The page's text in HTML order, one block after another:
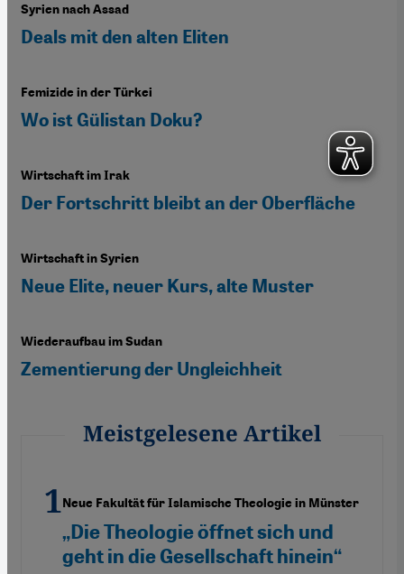
Syrien nach Assad
Deals mit den alten Eliten
Femizide in der Türkei
Wo ist Gülistan Doku?
Wirtschaft im Irak
Der Fortschritt bleibt an der Oberfläche
Wirtschaft in Syrien
Neue Elite, neuer Kurs, alte Muster
Wiederaufbau im Sudan
Zementierung der Ungleichheit
Meistgelesene Artikel
Neue Fakultät für Islamische Theologie in Münster
„Die Theologie öffnet sich und
geht in die Gesellschaft hinein“